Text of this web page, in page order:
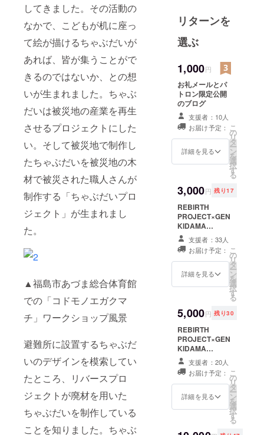
してきました。その活動の
なかで、こどもが机に座っ
て絵が描けるちゃぶだいが
あれば、皆が集うことがで
きるのではないか、との想
いが生まれました。ちゃぶ
だいは被災地の産業を再生
させるプロジェクトにした
い。そして被災地で制作し
たちゃぶだいを被災地の木
材で被災された職人さんが
制作する「ちゃぶだいプロ
ジェクト」が生まれまし
た。
▲福島市あづま総合体育館
での「コドモノエガクマ
チ」ワークショップ風景
避難所に設置するちゃぶだ
いのデザインを模索してい
たところ、リバースプロ
ジェクトが廃材を用いた
ちゃぶだいを制作している
ことを知りました。ちゃぶ
リターンを
選ぶ
1,000円
お礼メールとパ
トロン限定公開
のブログ
支援者：10人
お届け予定：
詳細を見る
こ
の
リ
タ
ー
ン
を
選
択
す
る
3,000円 残り17
REBIRTH
PROJECT×GEN
KIDAMA
PROJECT オリ
ジナルステッ
カー小
支援者：33人
お届け予定：
詳細を見る
こ
の
リ
タ
ー
ン
を
選
択
す
る
5,000円 残り30
REBIRTH
PROJECT×GEN
KIDAMA
PROJECT オリ
ジナルステッ
カー中
支援者：20人
お届け予定：
詳細を見る
こ
の
リ
タ
ー
ン
を
選
択
す
る